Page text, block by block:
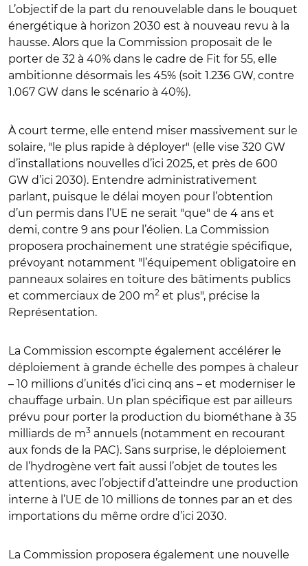
L’objectif de la part du renouvelable dans le bouquet
énergétique à horizon 2030 est à nouveau revu à la
hausse. Alors que la Commission proposait de le
porter de 32 à 40% dans le cadre de Fit for 55, elle
ambitionne désormais les 45% (soit 1.236 GW, contre
1.067 GW dans le scénario à 40%).
À court terme, elle entend miser massivement sur le
solaire, "le plus rapide à déployer" (elle vise 320 GW
d’installations nouvelles d’ici 2025, et près de 600
GW d’ici 2030). Entendre administrativement
parlant, puisque le délai moyen pour l’obtention
d’un permis dans l’UE ne serait "que" de 4 ans et
demi, contre 9 ans pour l’éolien. La Commission
proposera prochainement une stratégie spécifique,
prévoyant notamment "l’équipement obligatoire en
panneaux solaires en toiture des bâtiments publics
et commerciaux de 200 m2 et plus", précise la
Représentation.
La Commission escompte également accélérer le
déploiement à grande échelle des pompes à chaleur
– 10 millions d’unités d’ici cinq ans – et moderniser le
chauffage urbain. Un plan spécifique est par ailleurs
prévu pour porter la production du biométhane à 35
milliards de m3 annuels (notamment en recourant
aux fonds de la PAC). Sans surprise, le déploiement
de l’hydrogène vert fait aussi l’objet de toutes les
attentions, avec l’objectif d’atteindre une production
interne à l’UE de 10 millions de tonnes par an et des
importations du même ordre d’ici 2030.
La Commission proposera également une nouvelle